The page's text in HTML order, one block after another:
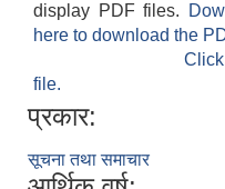
display PDF files.
here to download the
file.
प्रकार:
सूचना तथा समाचार